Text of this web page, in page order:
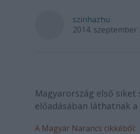
szinhazhu
2014. szeptember
Magyarország első
előadásában láthatnak
A Magyar Narancs cikkéből: